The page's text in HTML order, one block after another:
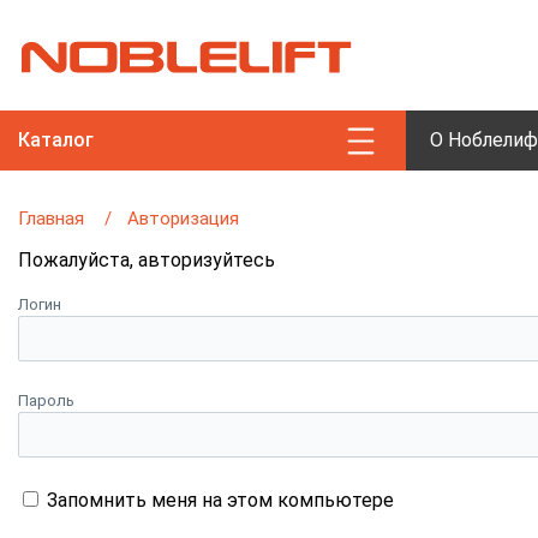
Каталог О
Главная Авторизация
Пожалуйста, авторизуйтесь
Логин
Пароль
Запомнить меня на этом компьютере